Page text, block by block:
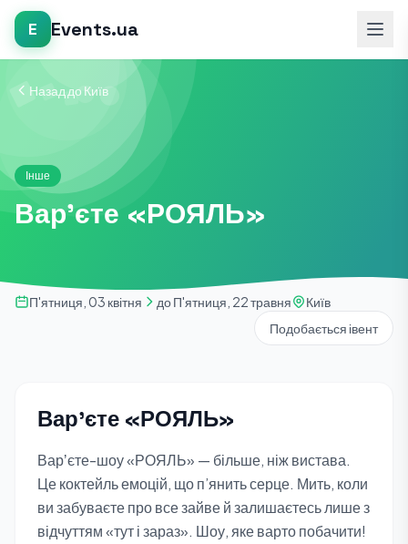
E Events.ua
Назад до Київ
Інше
Вар'єте «РОЯЛЬ»
П'ятниця, 03 квітня до П'ятниця, 22 травня
Київ
Подобається івент
Вар'єте «РОЯЛЬ»
Варʼєте-шоу «РОЯЛЬ» — більше, ніж вистава.
Це коктейль емоцій, що п’янить серце. Мить, коли
ви забуваєте про все зайве й залишаєтесь лише з
відчуттям «тут і зараз». Шоу, яке варто побачити!